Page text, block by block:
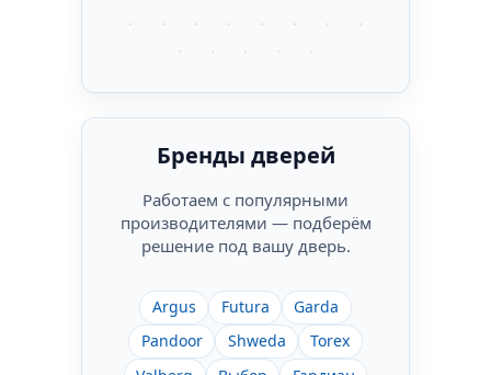
Бренды дверей
Работаем с популярными
производителями — подберём
решение под вашу дверь.
Argus Futura
Garda
Pandoor
Shweda
Torex